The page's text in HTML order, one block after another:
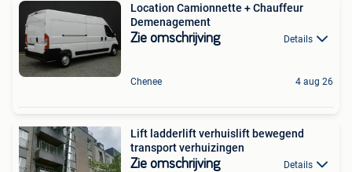
Location Camionnette + Chauffeur
Demenagement
Zie omschrijving Details
Chenee 4 aug 26
Lift ladderlift verhuislift bewegend
transport verhuizingen
Zie omschrijving Details